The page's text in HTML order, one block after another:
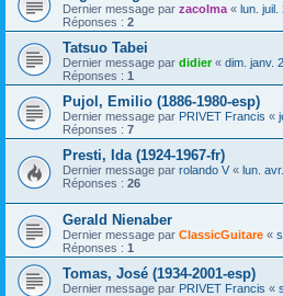
Dernier message par zacolma « lun. juil.
Réponses : 2
Tatsuo Tabei
Dernier message par didier« dim. janv.
Réponses : 1
Pujol, Emilio (1886-1980-esp)
Dernier message par PRIVET Francis «
Réponses : 7
Presti, Ida (1924-1967-fr)
Dernier message par rolando V « lun.
Réponses : 26
Gerald Nienaber
Dernier message par ClassicGuitare «
Réponses : 1
Tomas, José (1934-2001-esp)
Dernier message par PRIVET Francis «